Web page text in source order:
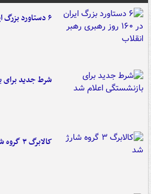
۶ دستاورد بزرگ ایران در ۱۶۰ روز رهبری رهبر انقلاب
شرط جدید برای
کالابرگ ۳ گروه شارژ شد